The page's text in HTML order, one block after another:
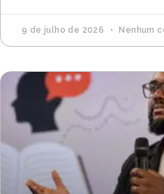
9 de julho de 2026 Nenhum